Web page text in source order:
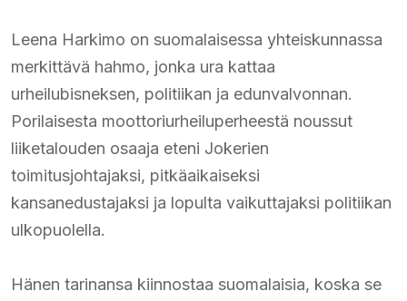
Leena Harkimo on suomalaisessa yhteiskunnassa
merkittävä hahmo, jonka ura kattaa
urheilubisneksen, politiikan ja edunvalvonnan.
Porilaisesta moottoriurheiluperheestä noussut
liiketalouden osaaja eteni Jokerien
toimitusjohtajaksi, pitkäaikaiseksi
kansanedustajaksi ja lopulta vaikuttajaksi politiikan
ulkopuolella.
Hänen tarinansa kiinnostaa suomalaisia, koska se